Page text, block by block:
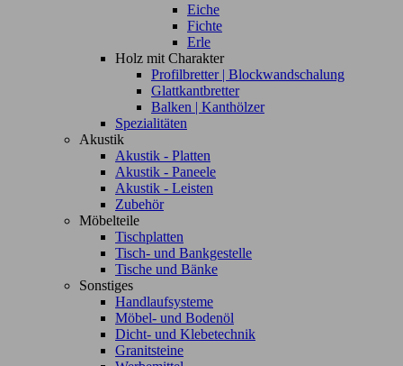
Eiche
Fichte
Erle
Holz mit Charakter
Profilbretter | Blockwandschalung
Glattkantbretter
Balken | Kanthölzer
Spezialitäten
Akustik
Akustik - Platten
Akustik - Paneele
Akustik - Leisten
Zubehör
Möbelteile
Tischplatten
Tisch- und Bankgestelle
Tische und Bänke
Sonstiges
Handlaufsysteme
Möbel- und Bodenöl
Dicht- und Klebetechnik
Granitsteine